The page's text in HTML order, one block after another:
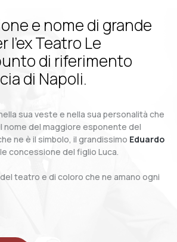
e nome di grande
l’ex Teatro Le
di riferimento
di Napoli.
sua veste e nella sua personalità che
nome del maggiore esponente del
ne è il simbolo, il grandissimo Eduardo
concessione del figlio Luca.
teatro e di coloro che ne amano ogni